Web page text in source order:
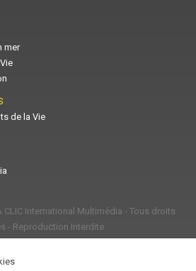
mer
de la Vie
CLIC International Multimédia - Tous droits
- Reproduction Interdite